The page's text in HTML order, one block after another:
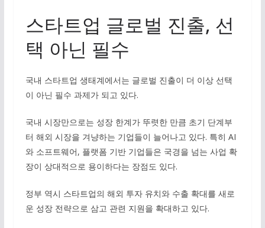
스타트업 글로벌 진출, 선
택 아닌 필수
국내 스타트업 생태계에서는 글로벌 진출이 더 이상 선택
이 아닌 필수 과제가 되고 있다.
국내 시장만으로는 성장 한계가 뚜렷한 만큼 초기 단계부
터 해외 시장을 겨냥하는 기업들이 늘어나고 있다. 특히 AI
와 소프트웨어, 플랫폼 기반 기업들은 국경을 넘는 사업 확
장이 상대적으로 용이하다는 장점도 있다.
정부 역시 스타트업의 해외 투자 유치와 수출 확대를 새로
운 성장 전략으로 삼고 관련 지원을 확대하고 있다.